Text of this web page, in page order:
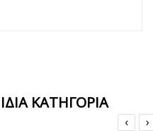
ΚΑΤΗΓΟΡΙΑ
‹ ›